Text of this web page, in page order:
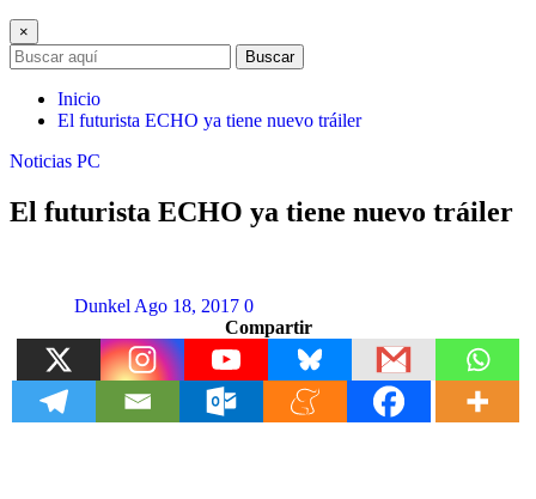
×
Buscar
Inicio
El futurista ECHO ya tiene nuevo tráiler
Noticias PC
El futurista ECHO ya tiene nuevo tráiler
Dunkel Ago 18, 2017 0
Compartir